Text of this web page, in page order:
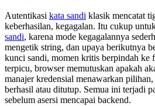
Autentikasi kata sandi klasik mencatat
keberhasilan, kegagalan. Itu cukup
sandi, karena mode kegagalannya
mengetik string, dan upaya berikutnya
kunci sandi, momen kritis berpindah ke
terpicu, browser memutuskan apakah
manajer kredensial menawarkan
berhasil atau ditutup. Semua ini terjadi
sebelum asersi mencapai backend.